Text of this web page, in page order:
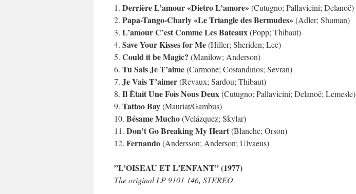
1. Derrière L’amour «Dietro L’amore»(Cutugno; Pallavicini; Delanoë)
2. Papa-Tango-Charly «Le Triangle des Bermudes»(Adler; Shuman)
3. L’amour C’est Comme Les Bateaux(Popp; Thibaut)
4. Save Your Kisses for Me(Hiller; Sheriden; Lee)
5. Could it be Magic? (Manilow; Anderson)
6. Tu Sais Je T’aime(Carmone; Costandinos; Sevran)
7. Je Vais T’aimer(Revaux; Sardou; Thibaut)
8. Il Était Une Fois Nous Deux(Cutugno; Pallavicini; Delanoë; Lemesle)
9. Tattoo Bay(Mauriat/Gambus)
10. Bésame Mucho(Velázquez; Skylar)
11. Don’t Go Breaking My Heart(Blanche; Orson)
12. Fernando(Andersson; Anderson; Ulvaeus)
”L’OISEAU ET L’ENFANT” (1977)
The original LP 9101 146, STEREO